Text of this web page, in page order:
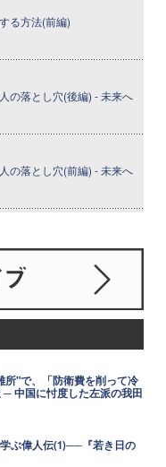
る方法(前編)
の落とし穴(後編) - 未来へ
の落とし穴(前編) - 未来へ
所"で、「防衛費を削って冷
中国に忖度した左派の我田
学ぶ偉人伝(1)──『若き日の